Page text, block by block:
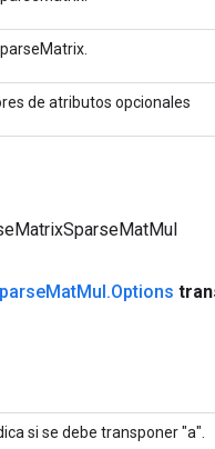
de atributos opcionales
MatMul.Options
si se debe transponer "a".